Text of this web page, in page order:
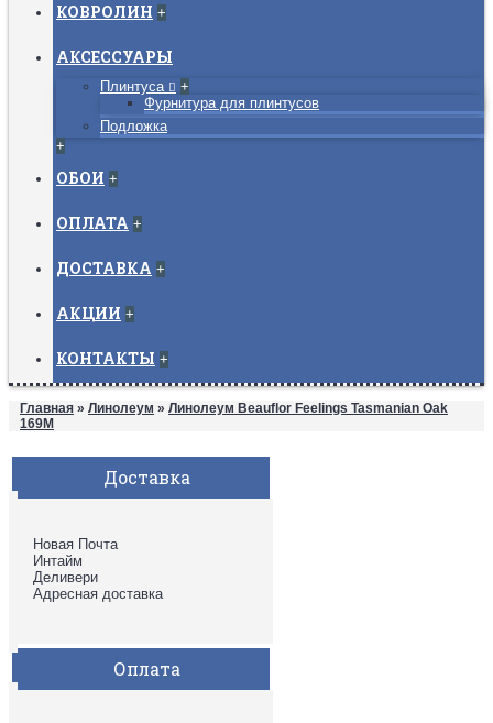
КОВРОЛИН +
АКСЕССУАРЫ
Плинтуса
+
Фурнитура для плинтусов
Подложка
+
ОБОИ +
ОПЛАТА +
ДОСТАВКА +
АКЦИИ +
КОНТАКТЫ +
Главная » Линолеум » Линолеум Beauflor Feelings Tasmanian Oak
169M
Доставка
Новая Почта
Интайм
Деливери
Адресная доставка
Оплата